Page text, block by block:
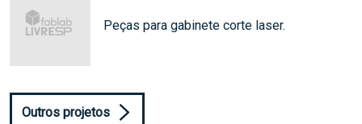
Peças para gabinete corte laser.
Outros projetos